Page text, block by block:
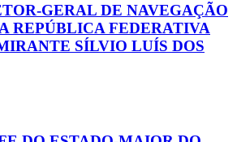
GERAL DE NAVEGAÇÃO
REPÚBLICA FEDERATIVA
SÍLVIO LUÍS DOS